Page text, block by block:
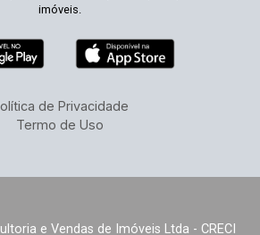
imóveis.
de Privacidade
Termo de Uso
e Vendas de Imóveis Ltda - CRECI